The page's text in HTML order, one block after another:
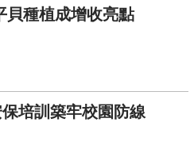
貝種植成增收亮點
培訓築牢校園防線